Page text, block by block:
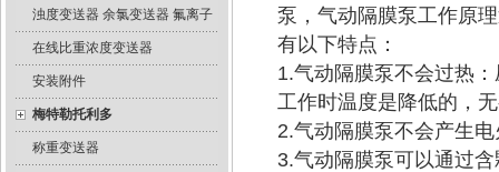
浊度变送器 余氯变送器 氟离子
在线比重浓度变送器
安装附件
梅特勒托利多
称重变送器
泵，气动隔膜泵工作原
有以下特点：
1.气动隔膜泵不会过热
工作时温度是降低的，
2.气动隔膜泵不会产生
3.气动隔膜泵可以通过